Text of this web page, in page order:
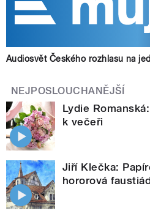
Audiosvět Českého rozhlasu na
NEJPOSLOUCHANĚJŠÍ
Lydie
k večeři
Jiří Klečka:
hororová